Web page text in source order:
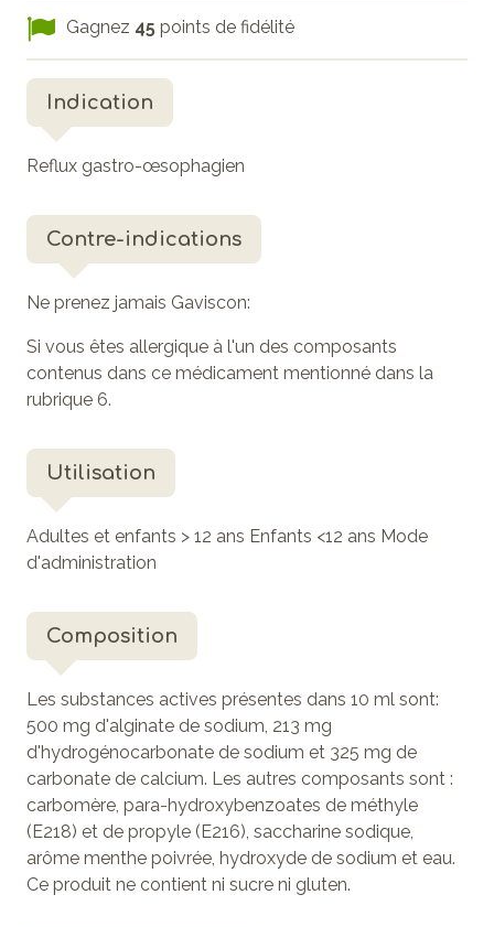
Gagnez 45 points de fidélité
Indication
Reflux gastro-œsophagien
Contre-indications
Ne prenez jamais Gaviscon:
Si vous êtes allergique à l'un des composants
contenus dans ce médicament mentionné dans la
rubrique 6.
Utilisation
Adultes et enfants > 12 ans Enfants <12 ans Mode
d'administration
Composition
Les substances actives présentes dans 10 ml sont:
500 mg d'alginate de sodium, 213 mg
d'hydrogénocarbonate de sodium et 325 mg de
carbonate de calcium. Les autres composants sont :
carbomère, para-hydroxybenzoates de méthyle
(E218) et de propyle (E216), saccharine sodique,
arôme menthe poivrée, hydroxyde de sodium et eau.
Ce produit ne contient ni sucre ni gluten.